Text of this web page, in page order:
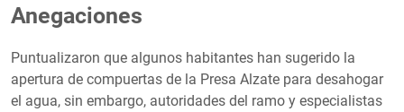
Anegaciones
Puntualizaron que algunos habitantes han sugerido la
apertura de compuertas de la Presa Alzate para desahogar
el agua, sin embargo, autoridades del ramo y especialistas